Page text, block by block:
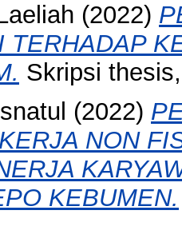
(2022)
TERHADAP
Skripsi
(2022)
NON
KEBUMEN.